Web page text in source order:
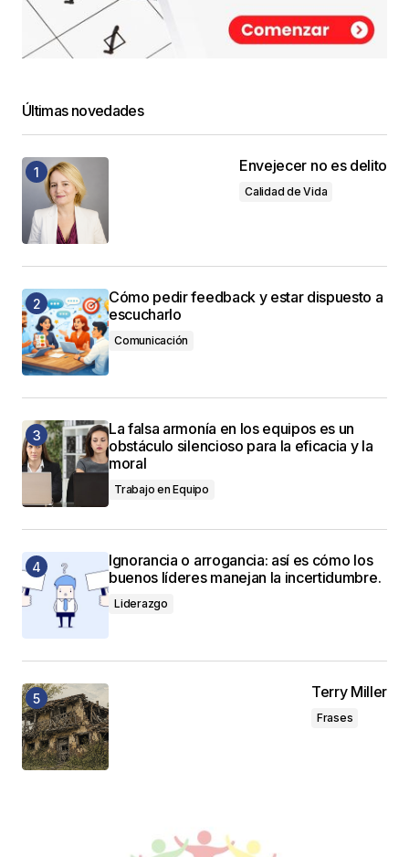
Últimas novedades
Envejecer no es delito
Calidad de Vida
Cómo pedir feedback y estar dispuesto a
escucharlo
Comunicación
La falsa armonía en los equipos es un
obstáculo silencioso para la eficacia y la
moral
Trabajo en Equipo
Ignorancia o arrogancia: así es cómo los
buenos líderes manejan la incertidumbre.
Liderazgo
Terry Miller
Frases